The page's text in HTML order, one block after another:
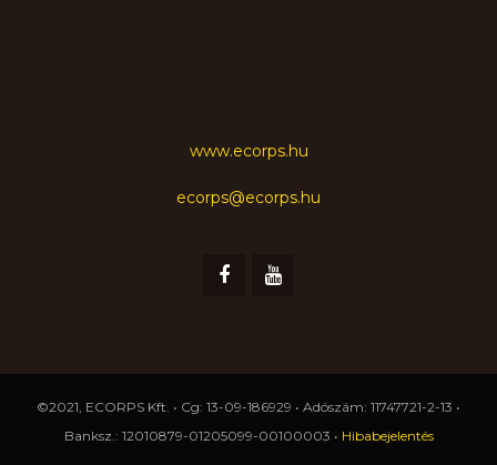
www.ecorps.hu
ecorps@ecorps.hu
©2021, ECORPS Kft. • Cg: 13-09-186929 • Adószám: 11747721-2-13 •
Banksz.: 12010879-01205099-00100003 • Hibabejelentés